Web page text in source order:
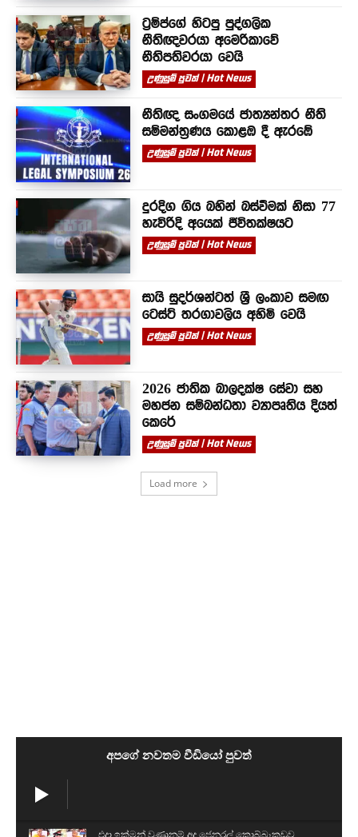
ට්‍රම්ප්ගේ හිටපු පුද්ගලික
නීතිඥවරයා අමෙරිකාවේ
නීතිපතිවරයා වෙයි
උණුසුම් පුවත් | Hot News
නීතිඥ සංගමයේ ජාත්‍යන්තර නීති
සම්මන්ත්‍රණය කොළඹ දී ඇරඹේ
උණුසුම් පුවත් | Hot News
දුරදිග ගිය බහින් බස්වීමක් නිසා 77
හැවිරිදි අයෙක් ජීවිතක්ෂයට
උණුසුම් පුවත් | Hot News
සායි සුදර්ශන්ටත් ශ්‍රී ලංකාව සමඟ
ටෙස්ට් තරගාවලිය අහිමි වෙයි
උණුසුම් පුවත් | Hot News
2026 ජාතික බාලදක්ෂ සේවා සහ
මහජන සම්බන්ධතා ව්‍යාපෘතිය දියත්
කෙරේ
උණුසුම් පුවත් | Hot News
Load more
අපගේ නවතම වීඩියෝ පුවත්